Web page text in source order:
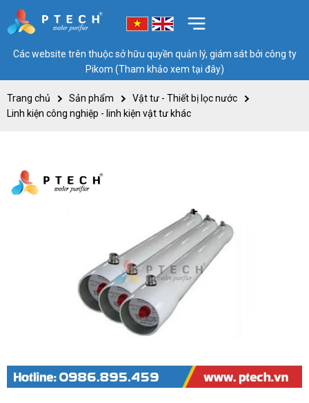
Các website trên thuộc sở hữu quyền quản lý, giám sát bởi công ty
Pikom (Tham khảo xem tại đây)
Trang chủ Sản phẩm
Vật tư - Thiết bị lọc nước
Linh kiện công nghiệp - linh kiện vật tư khác